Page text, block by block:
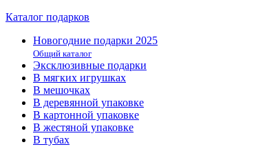
Каталог подарков
Новогодние подарки 2025
Общий каталог
Эксклюзивные подарки
В мягких игрушках
В мешочках
В деревянной упаковке
В картонной упаковке
В жестяной упаковке
В тубах